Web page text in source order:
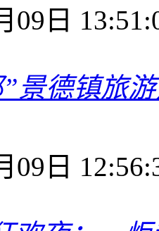
09日
景德镇旅
09日